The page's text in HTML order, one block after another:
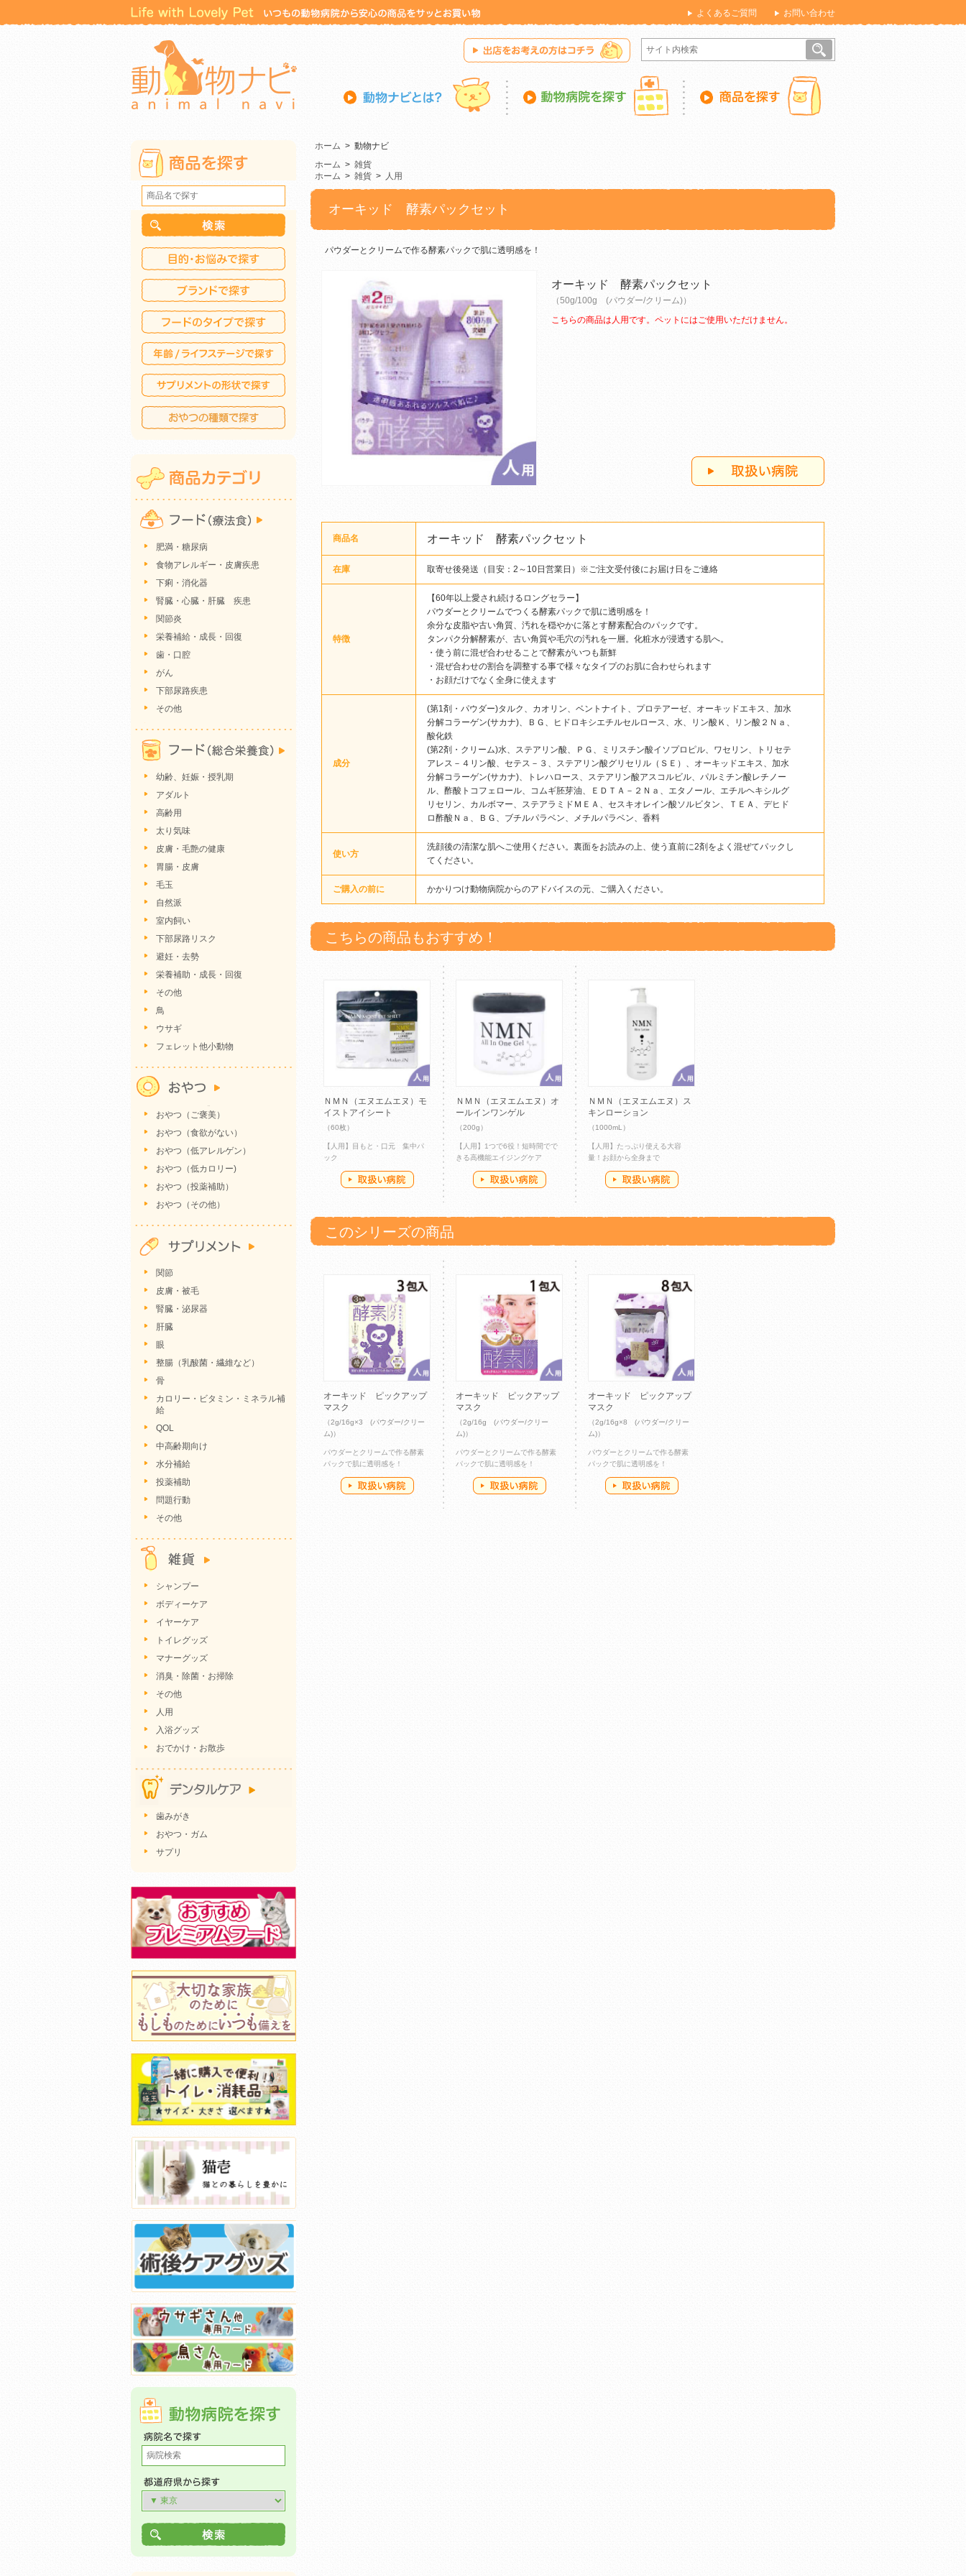
よくあるご質問 お問い合わせ
ホーム > 動物ナビ
ホーム > 雑貨
ホーム > 雑貨 > 人用
オーキッド 酵素パックセット
パウダーとクリームで作る酵素パックで肌に透明感を！
オーキッド 酵素パックセット
（50g/100g (パウダー/クリーム)）
こちらの商品は人用です。ペットにはご使用いただけません。
商品名 オーキッド 酵素パックセット
在庫 取寄せ後発送（目安：2～10日営業日）※ご注文受付後にお届け日をご連絡
特徴
【60年以上愛され続けるロングセラー】
パウダーとクリームでつくる酵素パックで肌に透明感を！
余分な皮脂や古い角質、汚れを穏やかに落とす酵素配合のパックです。
タンパク分解酵素が、古い角質や毛穴の汚れを一層。化粧水が浸透する肌へ。
・使う前に混ぜ合わせることで酵素がいつも新鮮
・混ぜ合わせの割合を調整する事で様々なタイプのお肌に合わせられます
・お顔だけでなく全身に使えます
成分
(第1剤・パウダー)タルク、カオリン、ベントナイト、プロテアーゼ、オーキッドエキス、加水
分解コラーゲン(サカナ)、ＢＧ、ヒドロキシエチルセルロース、水、リン酸Ｋ、リン酸２Ｎａ、
酸化鉄
(第2剤・クリーム)水、ステアリン酸、ＰＧ、ミリスチン酸イソプロピル、ワセリン、トリセテ
アレス－４リン酸、セテス－３、ステアリン酸グリセリル（ＳＥ）、オーキッドエキス、加水
分解コラーゲン(サカナ)、トレハロース、ステアリン酸アスコルビル、パルミチン酸レチノー
ル、酢酸トコフェロール、コムギ胚芽油、ＥＤＴＡ－２Ｎａ、エタノール、エチルヘキシルグ
リセリン、カルボマー、ステアラミドＭＥＡ、セスキオレイン酸ソルビタン、ＴＥＡ、デヒド
ロ酢酸Ｎａ、ＢＧ、ブチルパラベン、メチルパラベン、香料
使い方
洗顔後の清潔な肌へご使用ください。裏面をお読みの上、使う直前に2剤をよく混ぜてパックし
てください。
ご購入の前に かかりつけ動物病院からのアドバイスの元、ご購入ください。
こちらの商品もおすすめ！
ＮＭＮ（エヌエムエヌ）モ
イストアイシート
（60枚）
【人用】目もと・口元 集中パ
ック
ＮＭＮ（エヌエムエヌ）オ
ールインワンゲル
（200g）
【人用】1つで6役！短時間でで
きる高機能エイジングケア
ＮＭＮ（エヌエムエヌ）ス
キンローション
（1000mL）
【人用】たっぷり使える大容
量！お顔から全身まで
このシリーズの商品
オーキッド ピックアップ
マスク
（2g/16g×3 (パウダー/クリー
ム)）
パウダーとクリームで作る酵素
パックで肌に透明感を！
オーキッド ピックアップ
マスク
（2g/16g (パウダー/クリー
ム)）
パウダーとクリームで作る酵素
パックで肌に透明感を！
オーキッド ピックアップ
マスク
（2g/16g×8 (パウダー/クリー
ム)）
パウダーとクリームで作る酵素
パックで肌に透明感を！
肥満・糖尿病
食物アレルギー・皮膚疾患
下痢・消化器
腎臓・心臓・肝臓 疾患
関節炎
栄養補給・成長・回復
歯・口腔
がん
下部尿路疾患
その他
幼齢、妊娠・授乳期
アダルト
高齢用
太り気味
皮膚・毛艶の健康
胃腸・皮膚
毛玉
自然派
室内飼い
下部尿路リスク
避妊・去勢
栄養補助・成長・回復
その他
鳥
ウサギ
フェレット他小動物
おやつ（ご褒美）
おやつ（食欲がない）
おやつ（低アレルゲン）
おやつ（低カロリー)
おやつ（投薬補助）
おやつ（その他）
関節
皮膚・被毛
腎臓・泌尿器
肝臓
眼
整腸（乳酸菌・繊維など）
骨
カロリー・ビタミン・ミネラル補
給
QOL
中高齢期向け
水分補給
投薬補助
問題行動
その他
シャンプー
ボディーケア
イヤーケア
トイレグッズ
マナーグッズ
消臭・除菌・お掃除
その他
人用
入浴グッズ
おでかけ・お散歩
歯みがき
おやつ・ガム
サプリ